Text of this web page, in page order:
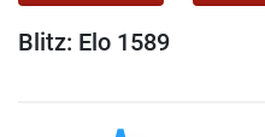
Blitz: Elo 1589